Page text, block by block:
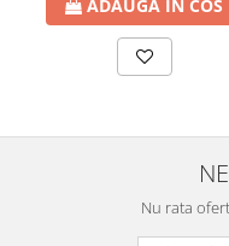
Aparate de Aer
btu
Aparate de Aer
Aparate de Aer
ADAUGA IN COS
Nu rata